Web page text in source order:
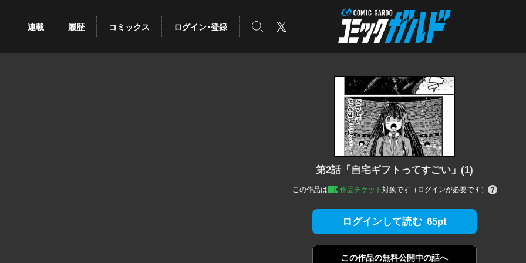
コミックガルド
連載 履歴 コミックス ログイン･登録 検索 X
第2話「自宅ギフトってすごい」(1)
この作品は 作品チケット 対象です（ログインが必要です）
ログインして読む 65pt
この作品の無料公開中の話へ